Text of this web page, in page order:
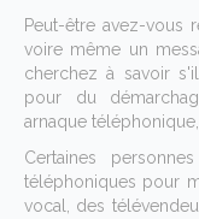
Peut-être avez-vous
voire même un
cherchez à savoir
pour du
arnaque
Certaines
téléphoniques pour
vocal, des